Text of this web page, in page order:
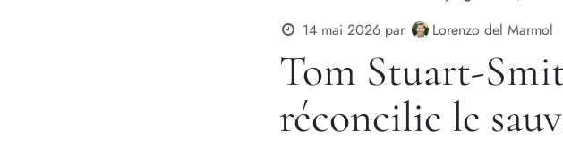
14 mai 2026 par Lorenzo del Marmol
Tom Stuart-
réconcilie le